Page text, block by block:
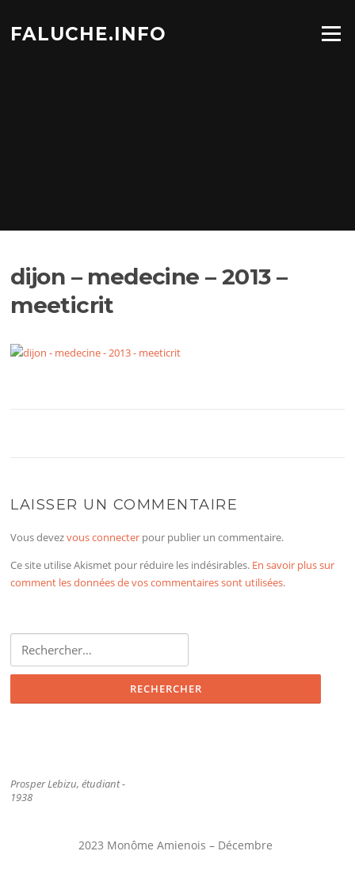
contenu
FALUCHE.INFO Menu
dijon – medecine – 2013 –
meeticrit
LAISSER UN COMMENTAIRE
Vous devezvous connecter pour publier un commentaire.
Ce site utilise Akismet pour réduire les indésirables. En savoir plus sur
comment les données de vos commentaires sont utilisées.
Prosper Lebizu, étudiant -
1938
2023 Monôme Amienois – Décembre